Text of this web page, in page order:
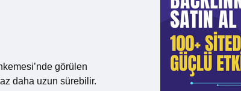
görülen
daha uzun sürebilir.